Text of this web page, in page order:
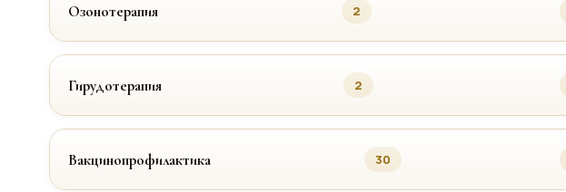
Озонотерапия 2
Гирудотерапия 2
Вакцинопрофилактика 30